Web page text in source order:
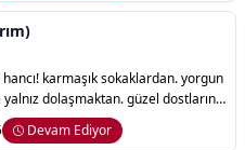
karmaşık sokaklardan. yorgun
dolaşmaktan. güzel dostların
sıcaklığına kandım tekil
Devam Ediyor